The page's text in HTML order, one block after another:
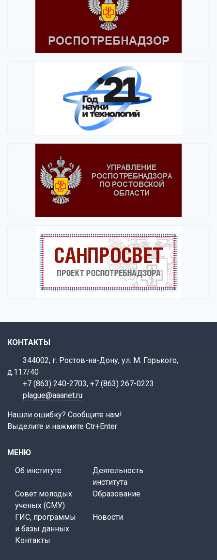
КОНТАКТЫ
344002, г. Ростов-на-Дону, ул. М. Горького,
д.117/40
+7 (863) 240-2703, +7 (863) 267-0223
plague@aaanet.ru
Нашли ошибку? Сообщите нам!
Выделите и нажмите Ctr+Enter
МЕНЮ
Об институте
Деятельность
института
Совет молодых
ученых (СМУ)
Образование
ГИС, программы
и базы данных
Новости
Контакты